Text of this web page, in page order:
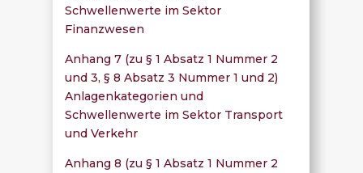
Schwellenwerte im Sektor
Finanzwesen
Anhang 7 (zu § 1 Absatz 1 Nummer 2
und 3, § 8 Absatz 3 Nummer 1 und 2)
Anlagenkategorien und
Schwellenwerte im Sektor Transport
und Verkehr
Anhang 8 (zu § 1 Absatz 1 Nummer 2